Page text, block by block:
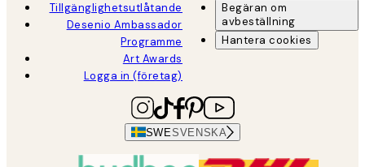
Tillgänglighetsutlåtande
Desenio Ambassador
Programme
Art Awards
Logga in (företag)
Begäran om
avbeställning
Hantera cookies
SWESVENSKA